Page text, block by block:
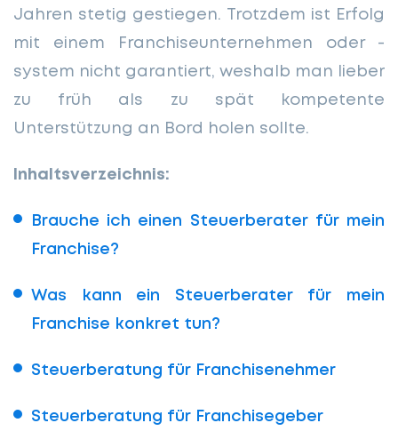
Jahren stetig gestiegen. Trotzdem ist Erfolg
mit einem Franchiseunternehmen oder -
system nicht garantiert, weshalb man lieber
zu früh als zu spät kompetente
Unterstützung an Bord holen sollte.
Inhaltsverzeichnis:
Brauche ich einen Steuerberater für mein
Franchise?
Was kann ein Steuerberater für mein
Franchise konkret tun?
Steuerberatung für Franchisenehmer
Steuerberatung für Franchisegeber